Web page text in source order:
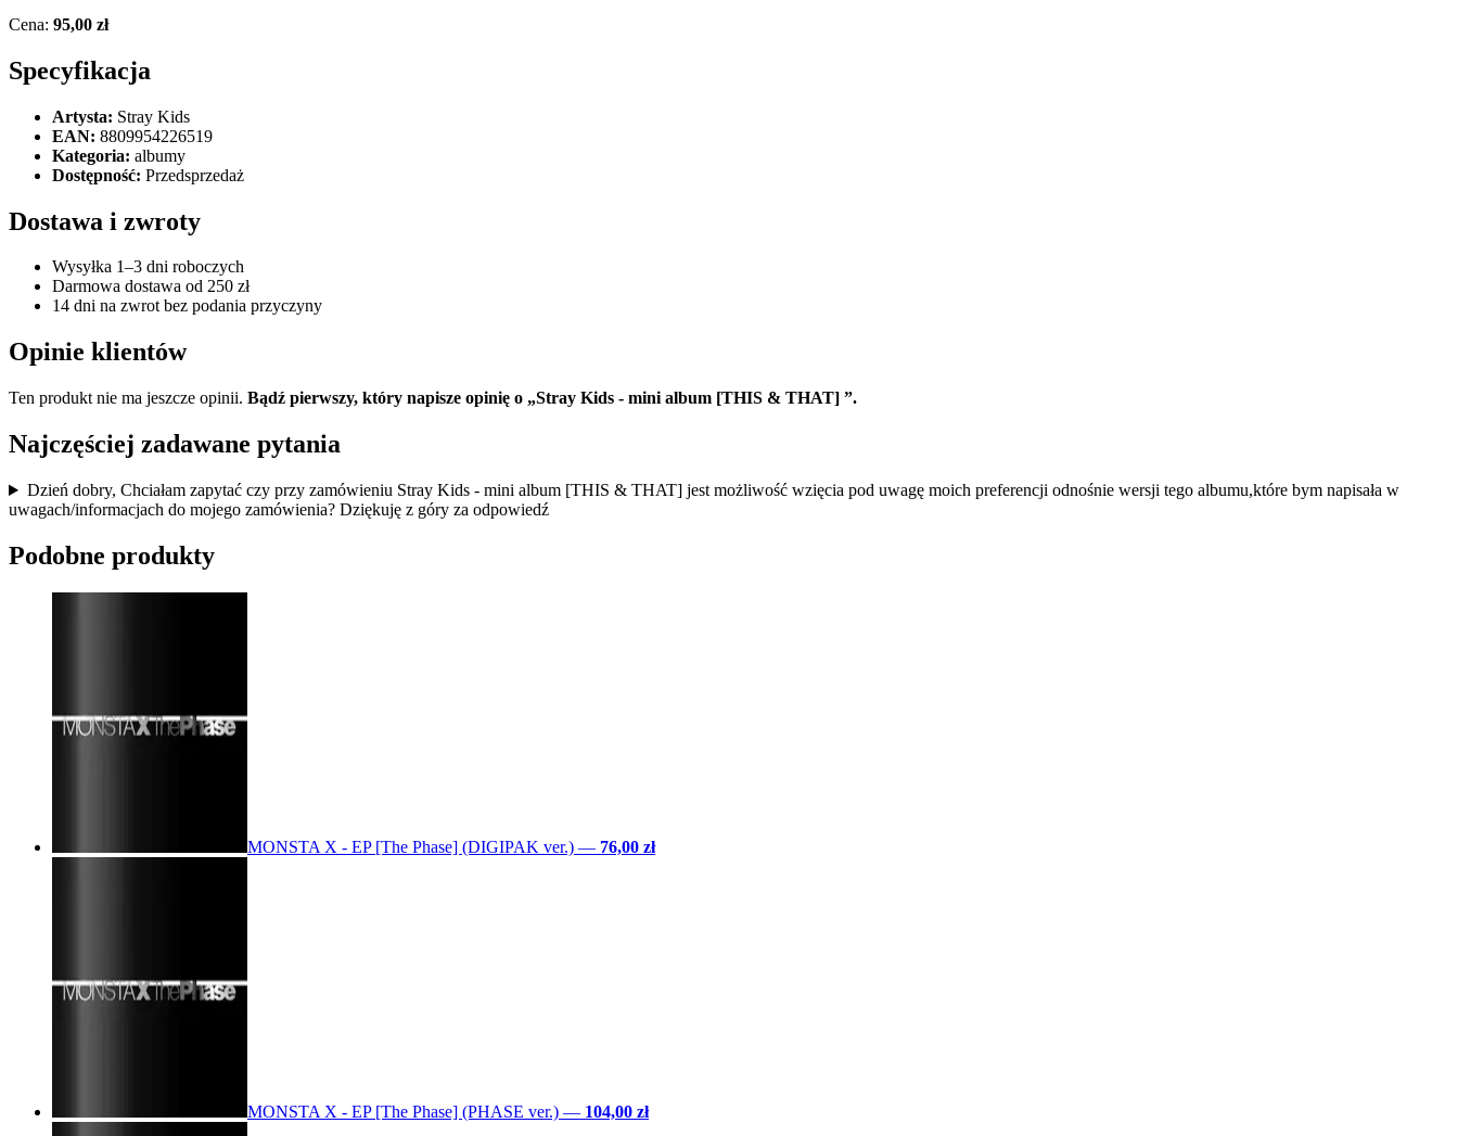
Cena: 95,00 zł
Specyfikacja
Artysta: Stray Kids
EAN: 8809954226519
Kategoria: albumy
Dostępność: Przedsprzedaż
Dostawa i zwroty
Wysyłka 1–3 dni roboczych
Darmowa dostawa od 250 zł
14 dni na zwrot bez podania przyczyny
Opinie klientów
Ten produkt nie ma jeszcze opinii. Bądź pierwszy, który napisze opinię o „Stray Kids - mini album [THIS & THAT] ”.
Najczęściej zadawane pytania
Dzień dobry, Chciałam zapytać czy przy zamówieniu Stray Kids - mini album [THIS & THAT] jest możliwość wzięcia pod uwagę moich preferencji odnośnie wersji tego albumu,które bym napisała w
uwagach/informacjach do mojego zamówienia? Dziękuję z góry za odpowiedź
Podobne produkty
MONSTA X - EP [The Phase] (DIGIPAK ver.) — 76,00 zł
MONSTA X - EP [The Phase] (PHASE ver.) — 104,00 zł